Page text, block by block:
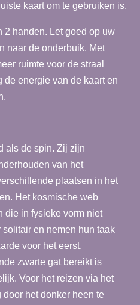
kaart om te gebruiken is.
2 handen. Let goed op uw
naar de onderbuik. Met
ruimte voor de straal
de energie van de kaart en
als de spin. Zij zijn
van het
plaatsen in het
Het kosmische web
die in fysieke vorm niet
en nemen hun taak
voor het eerst,
zwarte gat bereikt is
Voor het reizen via het
het donker heen te